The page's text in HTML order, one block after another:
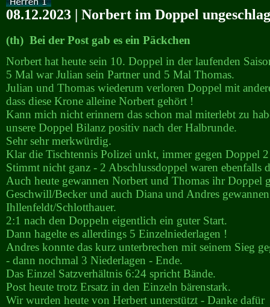
08.12.2023 | Norbert im Doppel
(th) Bei der Post gab es ein Päckchen
Norbert hat heute sein 10. Doppel in der laufenden
5 Mal war Julian sein Partner und 5 Mal Thomas.
Julian und Thomas wiederum verloren Doppel mit
dass diese Krone alleine Norbert gehört !
Kann mich nicht erinnern das schon mal miterlebt zu
unsere Doppel Bilanz positiv nach der Halbrunde.
Sehr sehr merkwürdig.
Klar die Tischtennis Polizei unkt, immer gegen Doppel
Stimmt nicht ganz - 2 Abschlussdoppel waren ebenfalls
Auch heute gewannen Norbert und Thomas ihr Doppel
Geschwill/Becker und auch Diana und Andres
Ihllenfeldt/Schlotthauer.
2:1 nach den Doppeln eigentlich ein guter Start.
Dann hagelte es allerdings 5 Einzelniederlagen !
Andres konnte das kurz unterbrechen mit seinem Sieg
- dann nochmal 3 Niederlagen - Ende.
Das Einzel Satzverhältnis 6:24 spricht Bände.
Post heute trotz Ersatz in den Einzeln bärenstark.
Wir wurden heute von Herbert unterstützt - Danke dafür